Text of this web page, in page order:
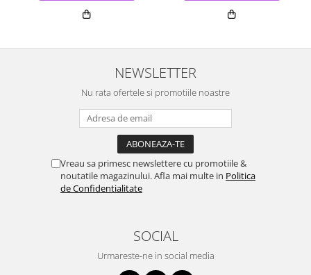
NEWSLETTER
Nu rata ofertele si promotiile noastre
Vreau sa primesc newslettere cu promotiile &
noutatile magazinului. Afla mai multe in Politica
de Confidentialitate
SOCIAL
Urmareste-ne in social media